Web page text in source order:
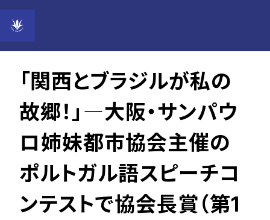
Vol.04
「関西とブラジルが私の
故郷！」―大阪・サンパウ
ロ姉妹都市協会主催の
ポルトガル語スピーチコ
ンテストで協会長賞（第1